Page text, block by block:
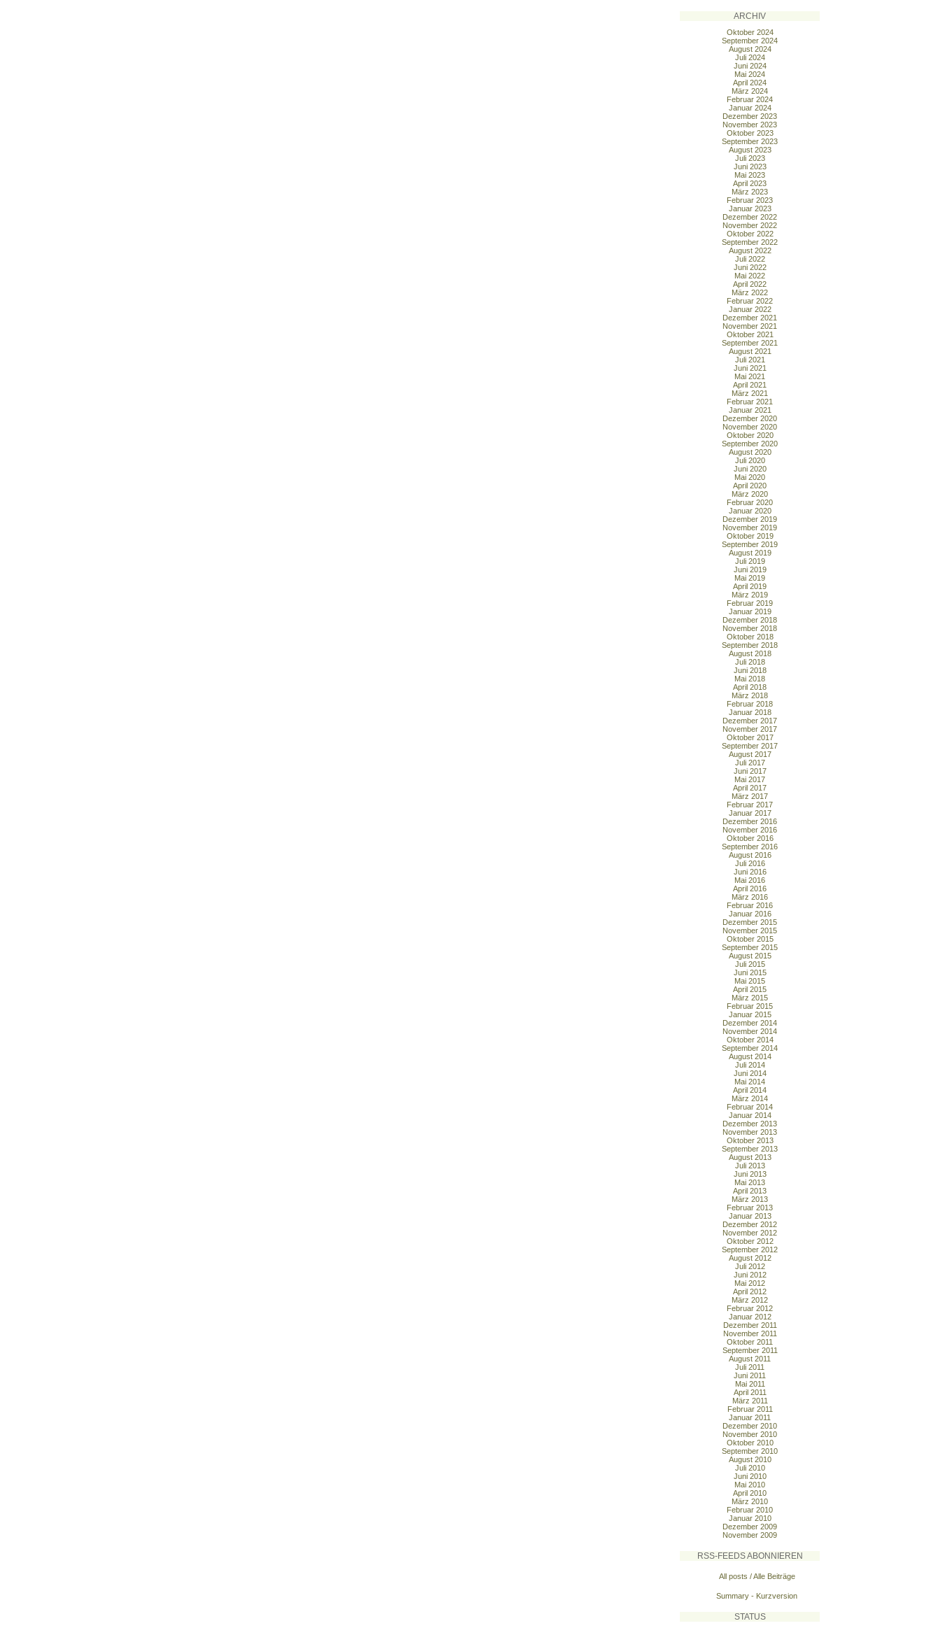
ARCHIV
Oktober 2024
September 2024
August 2024
Juli 2024
Juni 2024
Mai 2024
April 2024
März 2024
Februar 2024
Januar 2024
Dezember 2023
November 2023
Oktober 2023
September 2023
August 2023
Juli 2023
Juni 2023
Mai 2023
April 2023
März 2023
Februar 2023
Januar 2023
Dezember 2022
November 2022
Oktober 2022
September 2022
August 2022
Juli 2022
Juni 2022
Mai 2022
April 2022
März 2022
Februar 2022
Januar 2022
Dezember 2021
November 2021
Oktober 2021
September 2021
August 2021
Juli 2021
Juni 2021
Mai 2021
April 2021
März 2021
Februar 2021
Januar 2021
Dezember 2020
November 2020
Oktober 2020
September 2020
August 2020
Juli 2020
Juni 2020
Mai 2020
April 2020
März 2020
Februar 2020
Januar 2020
Dezember 2019
November 2019
Oktober 2019
September 2019
August 2019
Juli 2019
Juni 2019
Mai 2019
April 2019
März 2019
Februar 2019
Januar 2019
Dezember 2018
November 2018
Oktober 2018
September 2018
August 2018
Juli 2018
Juni 2018
Mai 2018
April 2018
März 2018
Februar 2018
Januar 2018
Dezember 2017
November 2017
Oktober 2017
September 2017
August 2017
Juli 2017
Juni 2017
Mai 2017
April 2017
März 2017
Februar 2017
Januar 2017
Dezember 2016
November 2016
Oktober 2016
September 2016
August 2016
Juli 2016
Juni 2016
Mai 2016
April 2016
März 2016
Februar 2016
Januar 2016
Dezember 2015
November 2015
Oktober 2015
September 2015
August 2015
Juli 2015
Juni 2015
Mai 2015
April 2015
März 2015
Februar 2015
Januar 2015
Dezember 2014
November 2014
Oktober 2014
September 2014
August 2014
Juli 2014
Juni 2014
Mai 2014
April 2014
März 2014
Februar 2014
Januar 2014
Dezember 2013
November 2013
Oktober 2013
September 2013
August 2013
Juli 2013
Juni 2013
Mai 2013
April 2013
März 2013
Februar 2013
Januar 2013
Dezember 2012
November 2012
Oktober 2012
September 2012
August 2012
Juli 2012
Juni 2012
Mai 2012
April 2012
März 2012
Februar 2012
Januar 2012
Dezember 2011
November 2011
Oktober 2011
September 2011
August 2011
Juli 2011
Juni 2011
Mai 2011
April 2011
März 2011
Februar 2011
Januar 2011
Dezember 2010
November 2010
Oktober 2010
September 2010
August 2010
Juli 2010
Juni 2010
Mai 2010
April 2010
März 2010
Februar 2010
Januar 2010
Dezember 2009
November 2009
RSS-FEEDS ABONNIEREN
All posts / Alle Beiträge
Summary - Kurzversion
STATUS